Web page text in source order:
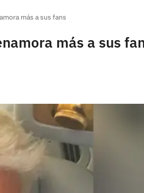
más a sus fans
más a sus